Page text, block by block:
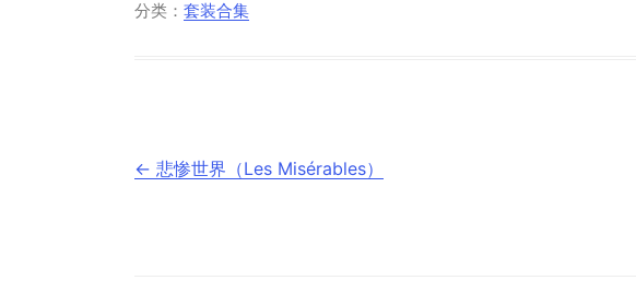
分类：套装合集
文
章
← 悲惨世界（Les Misérables）